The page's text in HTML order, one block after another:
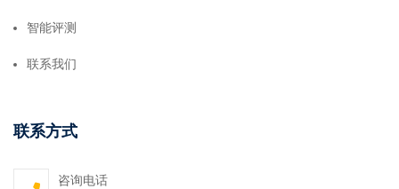
智能评测
联系我们
联系方式
咨询电话